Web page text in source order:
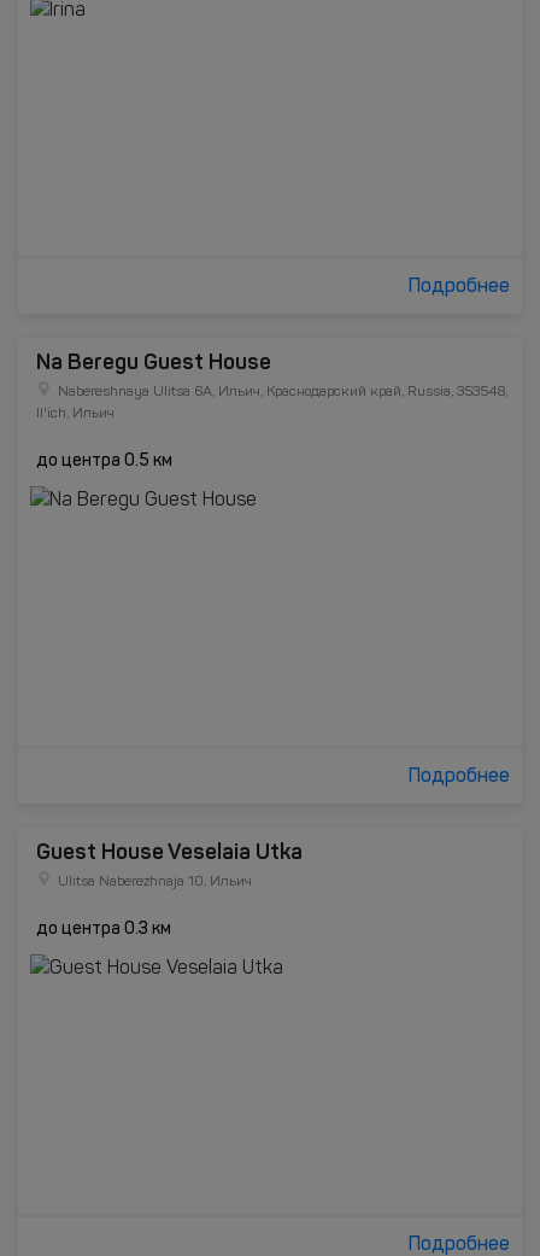
Подробнее
Na Beregu Guest House
Nabereshnaya Ulitsa 6A, Ильич, Краснодарский край, Russia, 353548,
Il'ich, Ильич
до центра 0.5 км
Подробнее
Guest House Veselaia Utka
Ulitsa Naberezhnaja 10, Ильич
до центра 0.3 км
Подробнее